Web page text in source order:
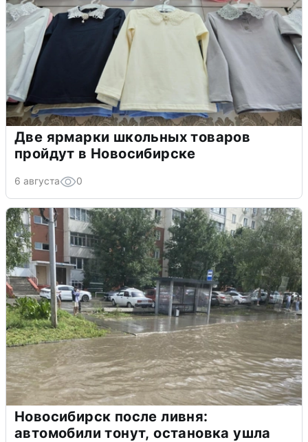
Две ярмарки школьных товаров
пройдут в Новосибирске
6 августа 0
Новосибирск после ливня:
автомобили тонут, остановка ушла